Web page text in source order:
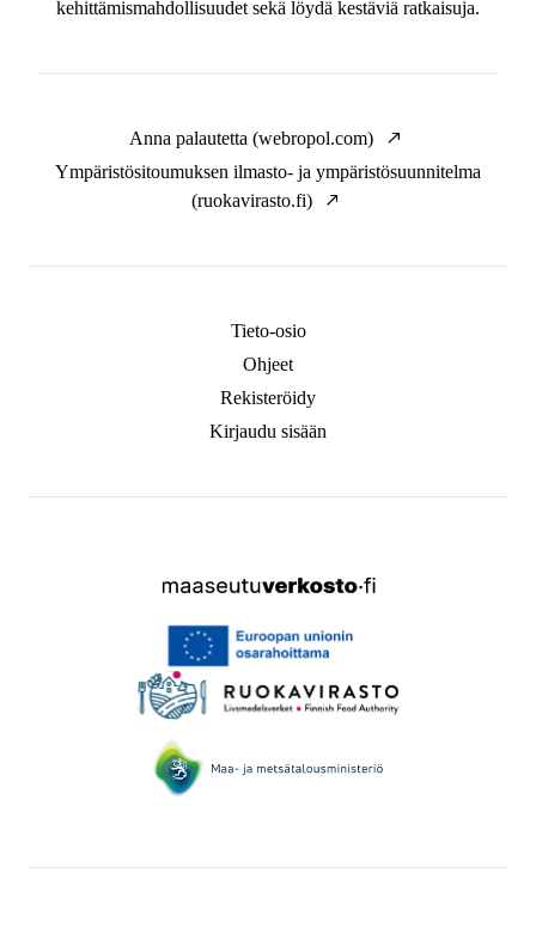
kehittämismahdollisuudet sekä löydä kestäviä ratkaisuja.
Anna palautetta (webropol.com)
Ympäristösitoumuksen ilmasto- ja ympäristösuunnitelma
(ruokavirasto.fi)
Tieto-osio
Ohjeet
Rekisteröidy
Kirjaudu sisään